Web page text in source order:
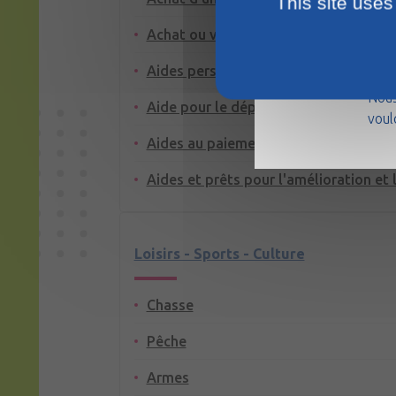
Achat ou vente d'un logement
Aides personnelles au logement
Aide pour le dépôt de garantie ou la
Aides au paiement des factures :
Aides et prêts pour l'amélioration et
Loisirs - Sports - Culture
Chasse
Pêche
Armes
La